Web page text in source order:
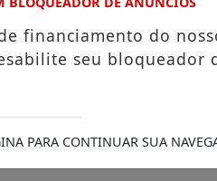
com frase
feira (27), pacientes que
6ª CIPM é velado em Faxinal
Cesar
vítimas de acidente, em
financiamento do
seu bloqueador
PARA CONTINUAR SUA